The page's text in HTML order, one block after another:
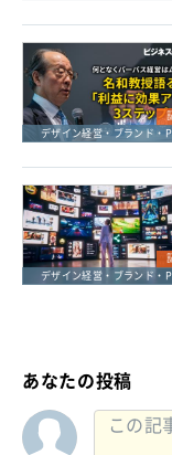
デザイン経営・ブランド・
デザイン経営・ブランド・
あなたの投稿